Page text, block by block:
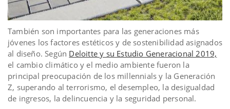
También son importantes para las generaciones más
jóvenes los factores estéticos y de sostenibilidad asignados
al diseño. Según Deloitte y su Estudio Generacional 2019,
el cambio climático y el medio ambiente fueron la
principal preocupación de los millennials y la Generación
Z, superando al terrorismo, el desempleo, la desigualdad
de ingresos, la delincuencia y la seguridad personal.